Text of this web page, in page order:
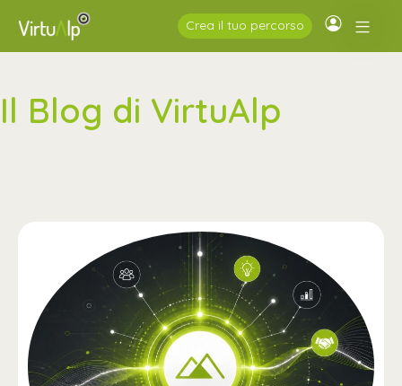
Crea il tuo percorso
Il Blog di VirtuAlp